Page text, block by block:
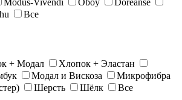
Modus-Vivendi Oboy
Doreanse
Все
+ Модал
Хлопок + Эластан
Модал и Вискоза
Микрофибра
Шерсть Шёлк Все